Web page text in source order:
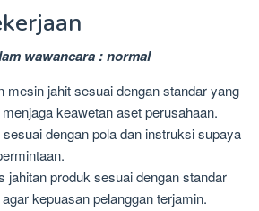
wawancara : normal
mesin jahit sesuai dengan standar yang
keawetan aset perusahaan.
dengan pola dan instruksi supaya
jahitan produk sesuai dengan standar
kepuasan pelanggan terjamin.